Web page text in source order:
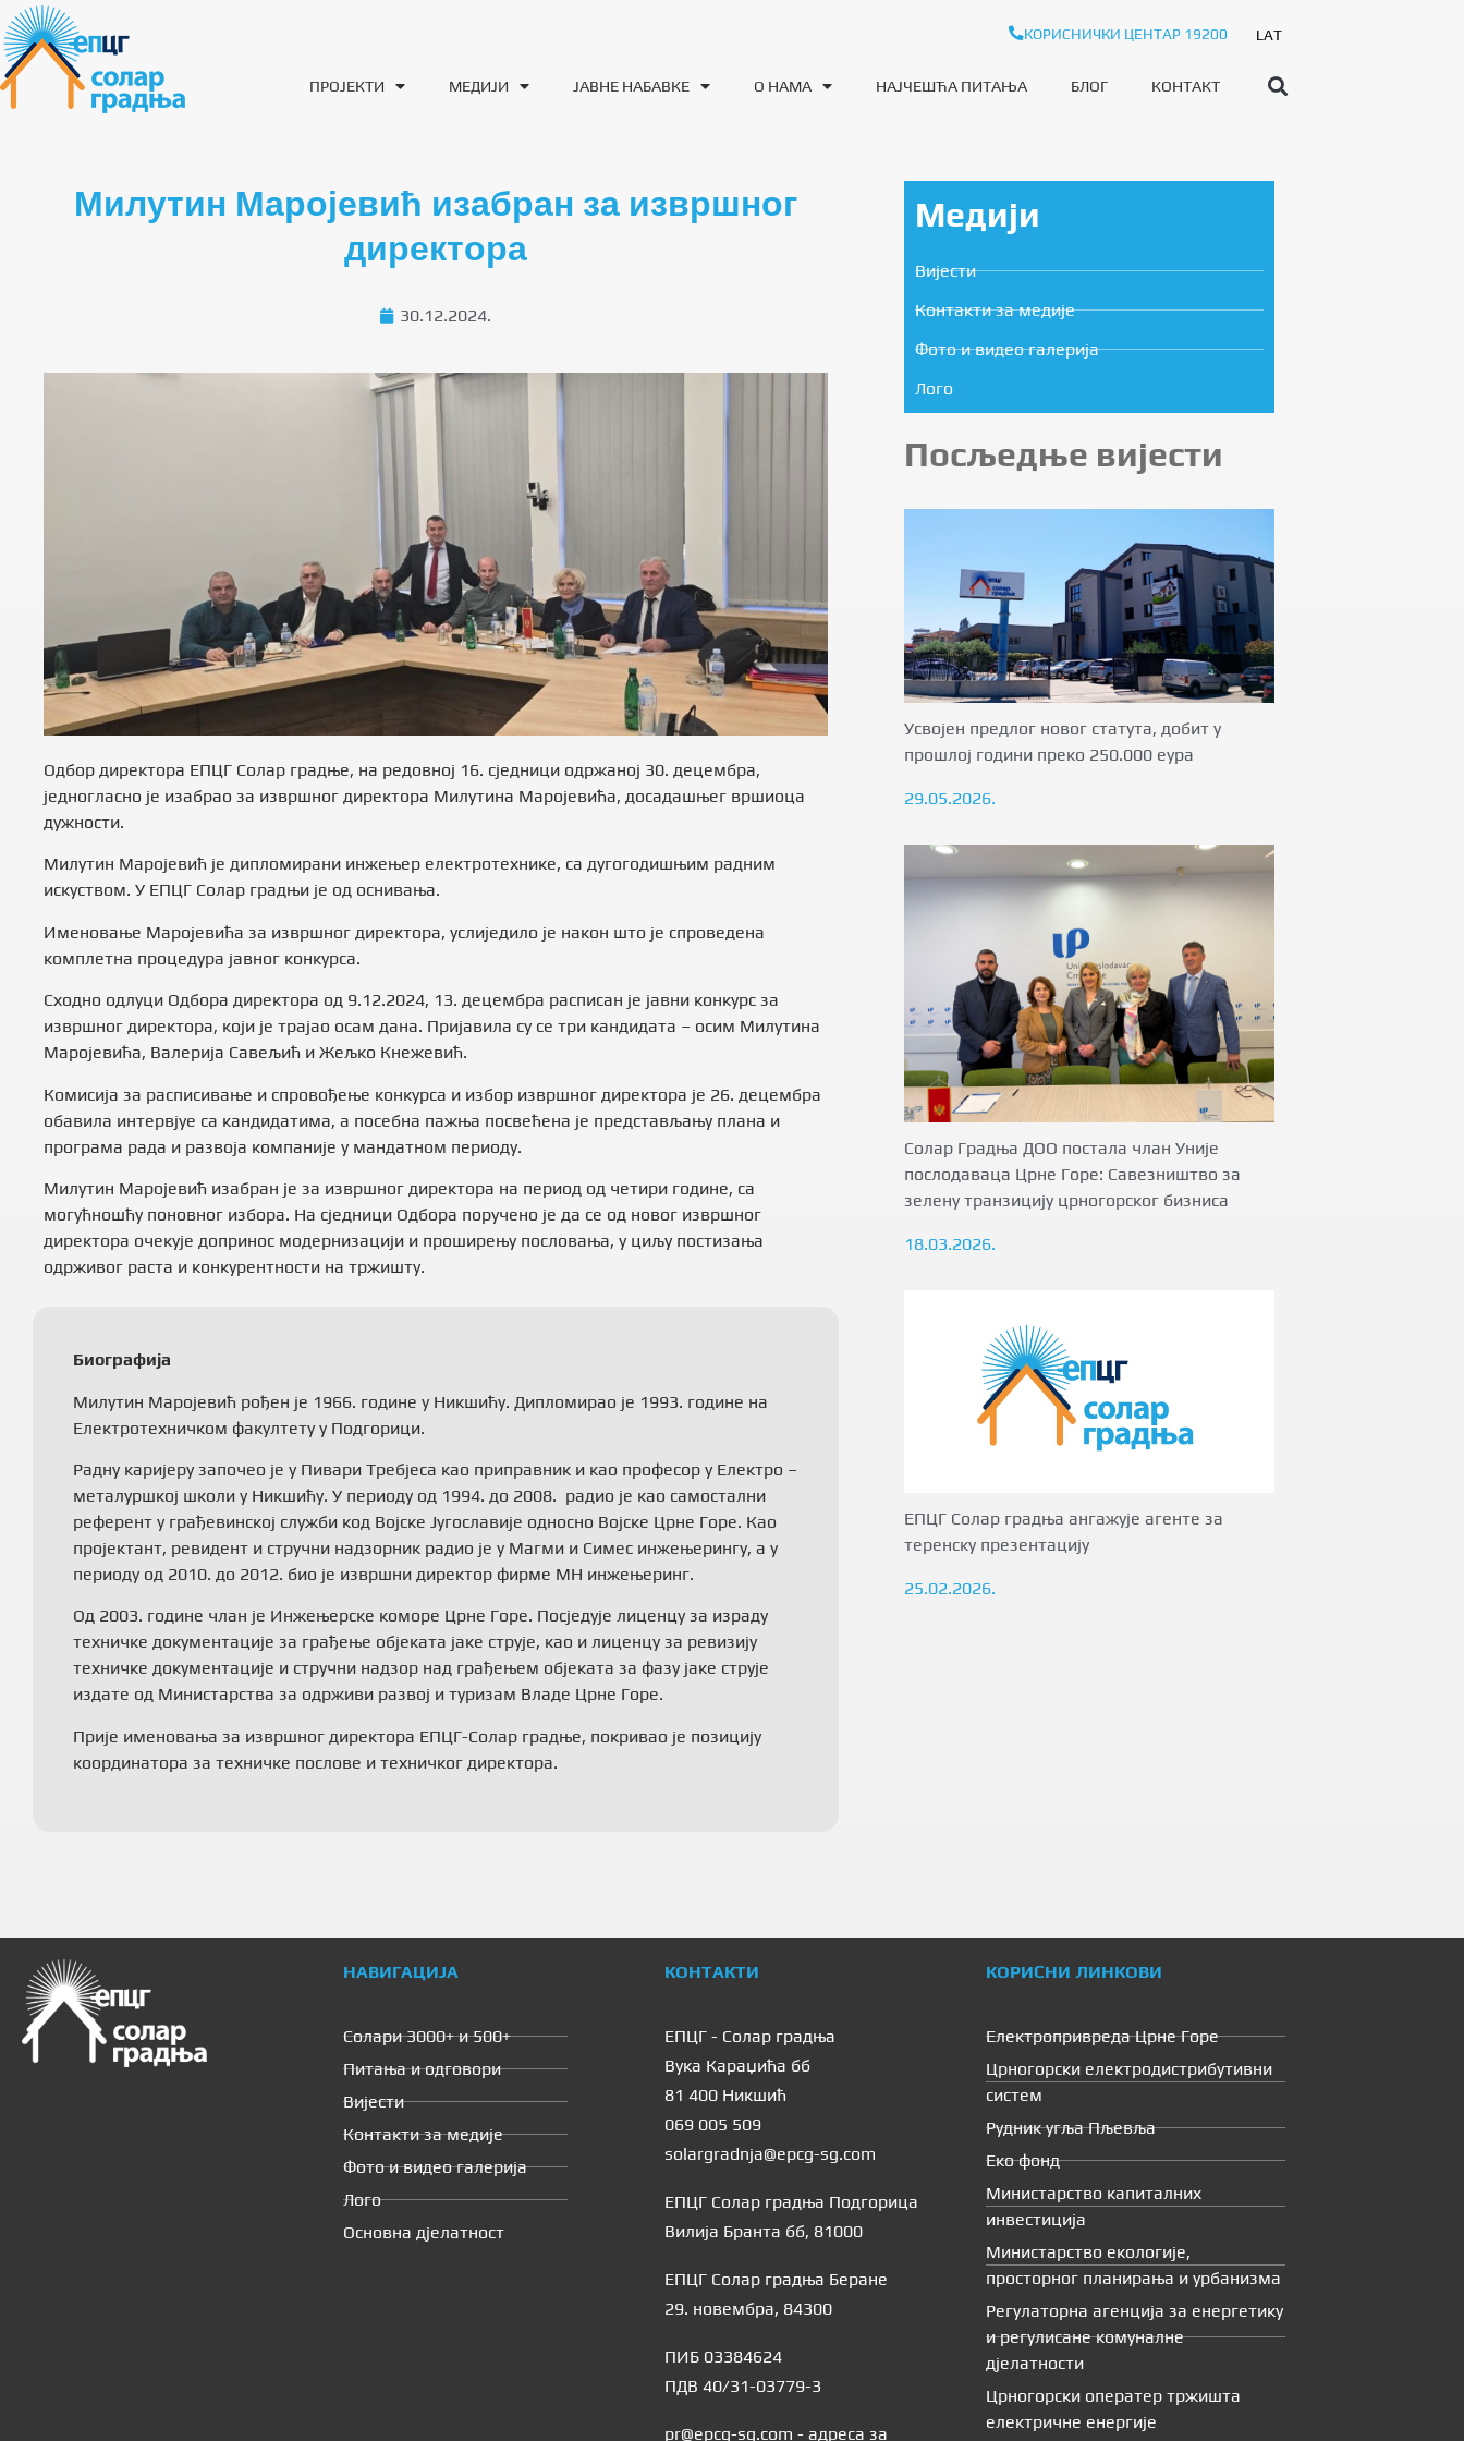
КОРИСНИЧКИ ЦЕНТАР 19200 LAT
ПРОЈЕКТИ МЕДИЈИ ЈАВНЕ НАБАВКЕ О НАМА НАЈЧЕШЋА ПИТАЊА БЛОГ КОНТАКТ
Милутин Маројевић изабран за извршног
директора
30.12.2024.
Одбор директора ЕПЦГ Солар градње, на редовној 16. сједници одржаној 30. децембра,
једногласно је изабрао за извршног директора Милутина Маројевића, досадашњег вршиоца
дужности.
Милутин Маројевић је дипломирани инжењер електротехнике, са дугогодишњим радним
искуством. У ЕПЦГ Солар градњи је од оснивања.
Именовање Маројевића за извршног директора, услиједило је након што је спроведена
комплетна процедура јавног конкурса.
Сходно одлуци Одбора директора од 9.12.2024, 13. децембра расписан је јавни конкурс за
извршног директора, који је трајао осам дана. Пријавила су се три кандидата – осим Милутина
Маројевића, Валерија Савељић и Жељко Кнежевић.
Комисија за расписивање и спровођење конкурса и избор извршног директора је 26. децембра
обавила интервјуе са кандидатима, а посебна пажња посвећена је представљању плана и
програма рада и развоја компаније у мандатном периоду.
Милутин Маројевић изабран је за извршног директора на период од четири године, са
могућношћу поновног избора. На сједници Одбора поручено је да се од новог извршног
директора очекује допринос модернизацији и проширењу пословања, у циљу постизања
одрживог раста и конкурентности на тржишту.
Биографија
Милутин Маројевић рођен је 1966. године у Никшићу. Дипломирао је 1993. године на
Електротехничком факултету у Подгорици.
Радну каријеру започео је у Пивари Требјеса као приправник и као професор у Електро –
металуршкој школи у Никшићу. У периоду од 1994. до 2008. радио је као самостални
референт у грађевинској служби код Војске Југославије односно Војске Црне Горе. Као
пројектант, ревидент и стручни надзорник радио је у Магми и Симес инжењерингу, а у
периоду од 2010. до 2012. био је извршни директор фирме МН инжењеринг.
Од 2003. године члан је Инжењерске коморе Црне Горе. Посједује лиценцу за израду
техничке документације за грађење објеката јаке струје, као и лиценцу за ревизију
техничке документације и стручни надзор над грађењем објеката за фазу јаке струје
издате од Министарства за одрживи развој и туризам Владе Црне Горе.
Прије именовања за извршног директора ЕПЦГ-Солар градње, покривао је позицију
координатора за техничке послове и техничког директора.
Медији
Вијести
Контакти за медије
Фото и видео галерија
Лого
Посљедње вијести
Усвојен предлог новог статута, добит у
прошлој години преко 250.000 еура
29.05.2026.
Солар Градња ДОО постала члан Уније
послодаваца Црне Горе: Савезништво за
зелену транзицију црногорског бизниса
18.03.2026.
ЕПЦГ Солар градња ангажује агенте за
теренску презентацију
25.02.2026.
НАВИГАЦИЈА
Солари 3000+ и 500+
Питања и одговори
Вијести
Контакти за медије
Фото и видео галерија
Лого
Основна дјелатност
КОНТАКТИ
ЕПЦГ - Солар градња
Вука Караџића бб
81 400 Никшић
069 005 509
solargradnja@epcg-sg.com
ЕПЦГ Солар градња Подгорица
Вилија Бранта бб, 81000
ЕПЦГ Солар градња Беране
29. новембра, 84300
ПИБ 03384624
ПДВ 40/31-03779-3
pr@epcg-sg.com - адреса за
КОРИСНИ ЛИНКОВИ
Електропривреда Црне Горе
Црногорски електродистрибутивни
систем
Рудник угља Пљевља
Еко фонд
Министарство капиталних
инвестиција
Министарство екологије,
просторног планирања и урбанизма
Регулаторна агенција за енергетику
и регулисане комуналне
дјелатности
Црногорски оператер тржишта
електричне енергије